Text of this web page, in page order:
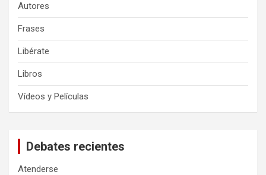
Autores
Frases
Libérate
Libros
Vídeos y Películas
Debates recientes
Atenderse